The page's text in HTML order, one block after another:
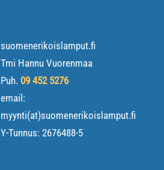
suomenerikoislamput.fi
Tmi Hannu Vuorenmaa
Puh. 09 452 5276
email:
myynti(at)suomenerikoislamput.fi
Y-Tunnus: 2676488-5